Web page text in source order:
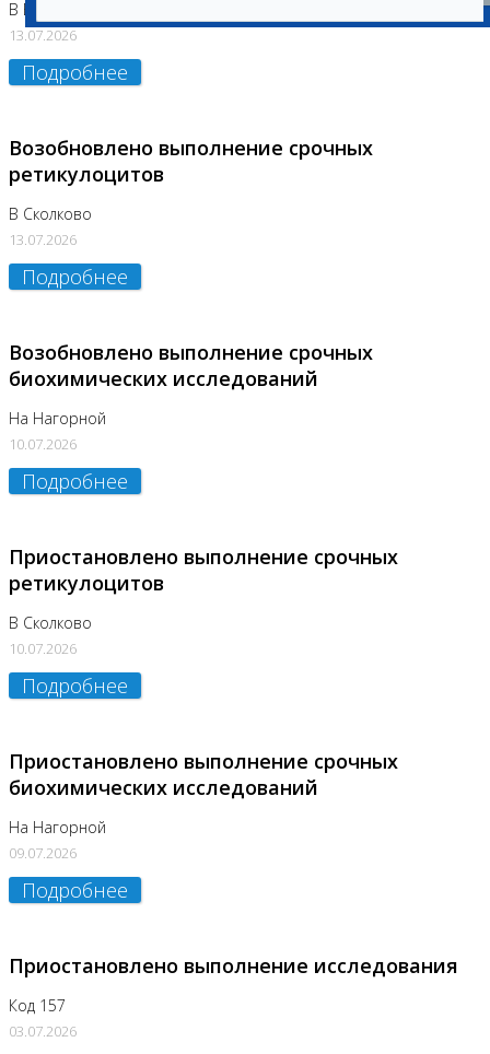
В Бутово
13.07.2026
Подробнее
Возобновлено выполнение срочных
ретикулоцитов
В Сколково
13.07.2026
Подробнее
Возобновлено выполнение срочных
биохимических исследований
На Нагорной
10.07.2026
Подробнее
Приостановлено выполнение срочных
ретикулоцитов
В Сколково
10.07.2026
Подробнее
Приостановлено выполнение срочных
биохимических исследований
На Нагорной
09.07.2026
Подробнее
Приостановлено выполнение исследования
Код 157
03.07.2026